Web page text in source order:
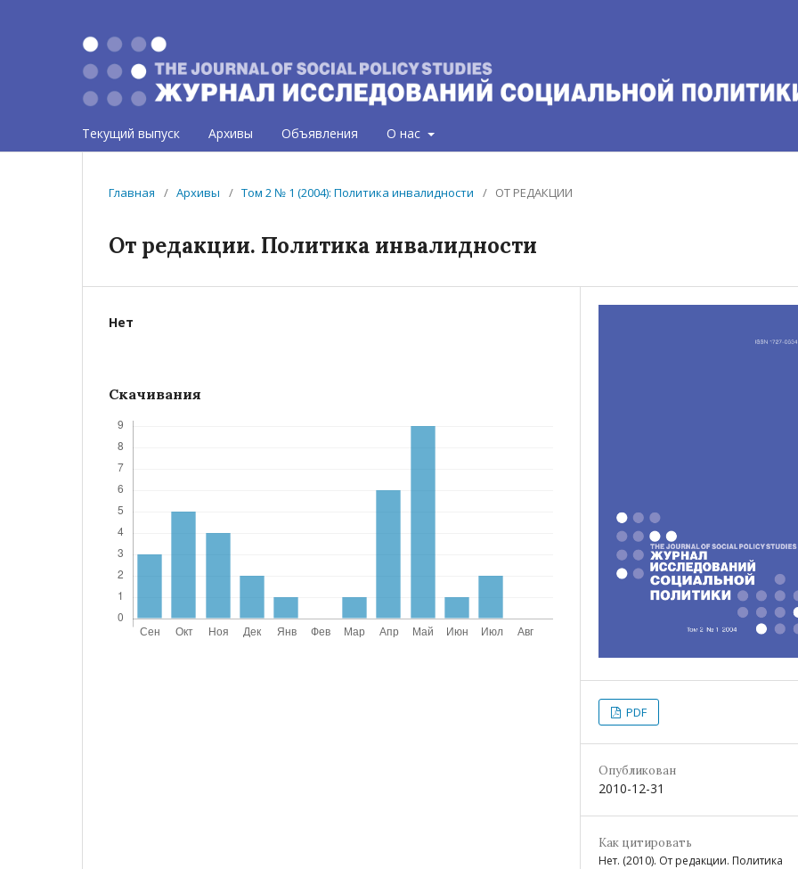
Текущий выпуск Архивы Объявления О нас
Главная / Архивы / Том 2 № 1 (2004): Политика инвалидности / ОТ РЕДАКЦИИ
От редакции. Политика инвалидности
Нет
Скачивания
PDF
Опубликован
2010-12-31
Как цитировать
Нет. (2010). От редакции. Политика